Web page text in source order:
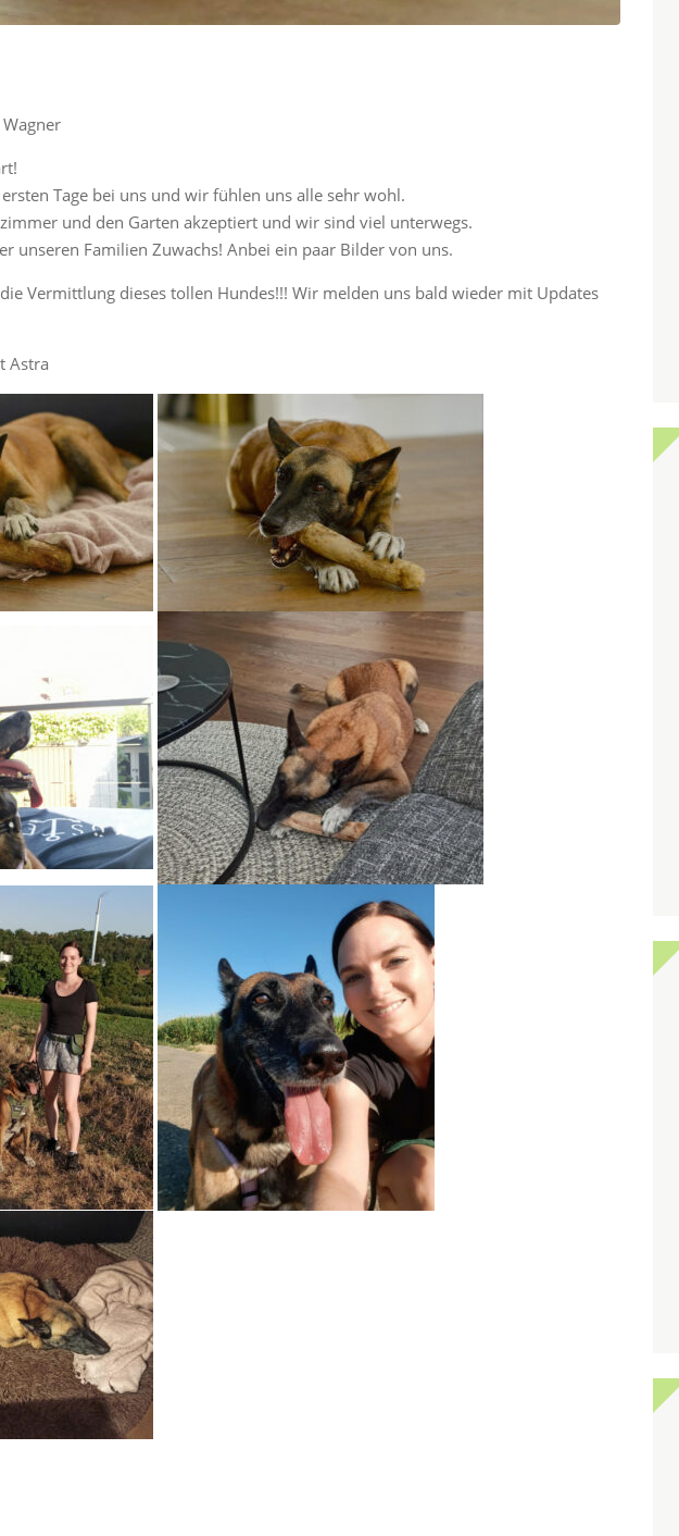
Tage bei uns und wir fühlen uns alle sehr wohl.
und den Garten akzeptiert und wir sind viel unterwegs.
unseren Familien Zuwachs! Anbei ein paar Bilder von uns.
Vermittlung dieses tollen Hundes!!! Wir melden uns bald wieder mit Updates
Astra